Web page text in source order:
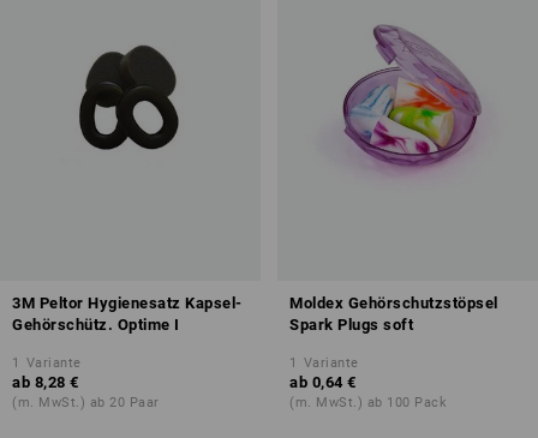
3M Peltor Hygienesatz Kapsel-
Gehörschütz. Optime I
1 Variante
ab 8,28 €
(m. MwSt.) ab 20 Paar
Moldex Gehörschutzstöpsel
Spark Plugs soft
1 Variante
ab 0,64 €
(m. MwSt.) ab 100 Pack